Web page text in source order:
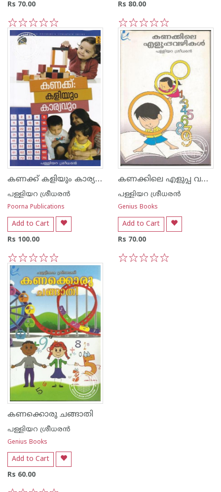
Rs 70.00
5
4
3
2
1
Rs 80.00
5
4
3
2
1
കണക്ക് കളിയും കാര്യവും
പള്ളിയറ ശ്രീധര‌ന്‍
Poorna Publications
Add to Cart
Rs 100.00
5
4
3
2
1
കണക്കിലെ എളുപ്പ വഴികള്‍
പള്ളിയറ ശ്രീധര‌ന്‍
Genius Books
Add to Cart
Rs 70.00
കണക്കൊരു ചങ്ങാതി
പള്ളിയറ ശ്രീധര‌ന്‍
Genius Books
Add to Cart
Rs 60.00